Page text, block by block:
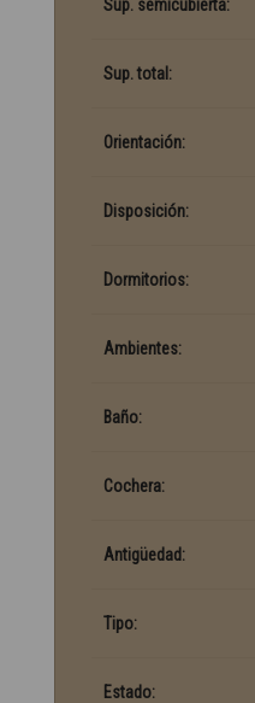
Sup. semicubierta:
Sup. total:
Orientación:
Disposición:
Dormitorios:
Ambientes:
Baño:
Cochera:
Antigüedad:
Tipo:
Estado: